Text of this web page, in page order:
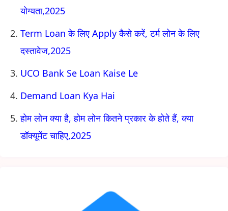
योग्यता,2025
Term Loan के लिए Apply कैसे करें, टर्म लोन के लिए
दस्तावेज,2025
UCO Bank Se Loan Kaise Le
Demand Loan Kya Hai
होम लोन क्या है, होम लोन कितने प्रकार के होते हैं, क्या
डॉक्यूमेंट चाहिए,2025